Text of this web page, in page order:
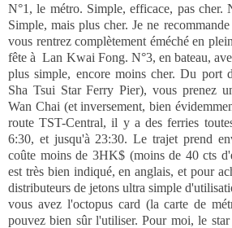
N°1, le métro. Simple, efficace, pas cher.
Simple, mais plus cher. Je ne
vous rentrez complètement éméché en
fête à Lan Kwai Fong. N°3, en bateau,
plus simple, encore moins cher. Du port
Sha Tsui Star Ferry Pier), vous prenez
Wan Chai (et inversement, bien
route TST-Central, il y a des ferries
6:30, et jusqu'à 23:30. Le trajet prend
coûte moins de 3HK$ (moins de 40 cts
est très bien indiqué, en anglais, et pour
distributeurs de jetons ultra simple
vous avez l'octopus card (la carte de
pouvez bien sûr l'utiliser. Pour moi, le